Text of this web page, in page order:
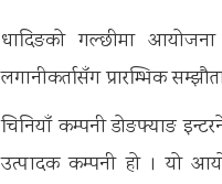
धादिङको गल्छीमा
लगानीकर्तासँग प्रारम्भिक
चिनियाँ कम्पनी डोङफ्याङ
उत्पादक कम्पनी हो । यो